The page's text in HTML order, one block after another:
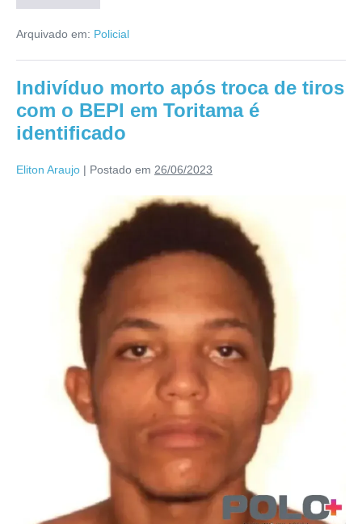
Arquivado em: Policial
Indivíduo morto após troca de tiros
com o BEPI em Toritama é
identificado
Eliton Araujo | Postado em 26/06/2023